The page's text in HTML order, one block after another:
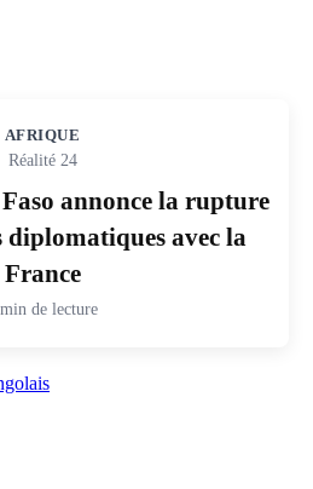
AFRIQUE
Réalité 24
annonce la rupture
diplomatiques avec la
France
de lecture